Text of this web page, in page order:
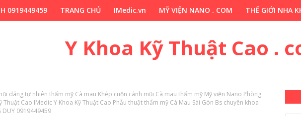
0919449459 TRANG CHỦ IMedic.vn MỸ VIỆN NANO . COM THẾ GIỚI NHA
Y Khoa Kỹ Thuật Cao .
dáng tự nhiên thẩm mỹ Cà mau Khép cuộn cánh mũi Cà mau thẩm mỹ Mỹ viện Nano Phòng
Thuật Cao IMedic Y Khoa Kỹ Thuật Cao Phẫu thuật thẩm mỹ Cà Mau Sài Gòn Bs chuyên khoa
DUY 0919449459